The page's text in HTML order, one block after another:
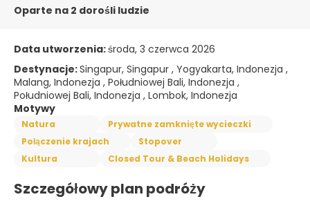
Oparte na 2 dorośli ludzie
Data utworzenia:środa, 3 czerwca 2026
Destynacje:Singapur, Singapur , Yogyakarta, Indonezja ,
Malang, Indonezja , Południowej Bali, Indonezja ,
Południowej Bali, Indonezja , Lombok, Indonezja
Motywy
Natura
Prywatne zamknięte wycieczki
Połączenie krajach
Stopover
Kultura
Closed Tour & Beach Holidays
Szczegółowy plan podróży